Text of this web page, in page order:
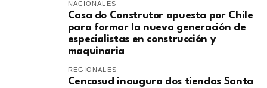
NACIONALES
Casa do Construtor apuesta por Chile
para formar la nueva generación de
especialistas en construcción y
maquinaria
REGIONALES
Cencosud inaugura dos tiendas Santa